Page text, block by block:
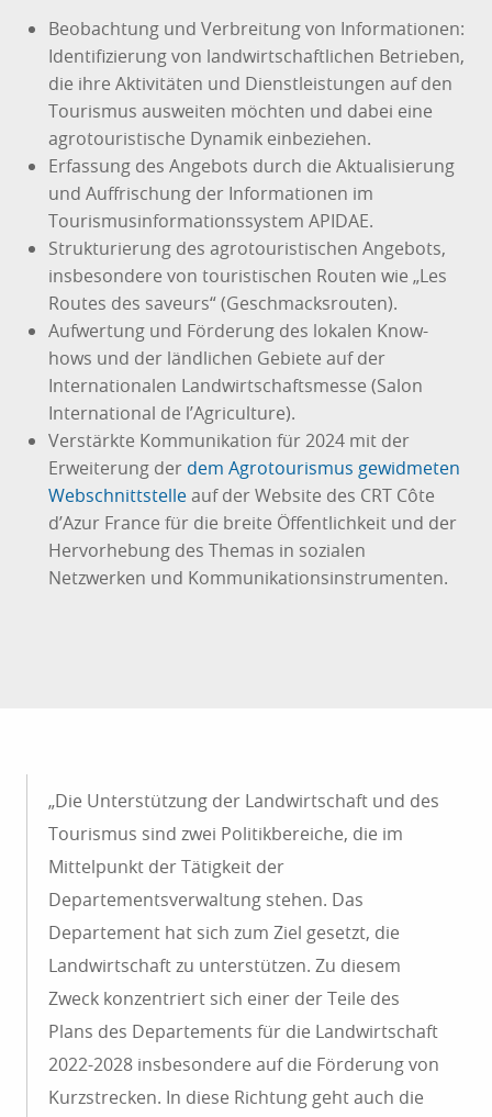
Beobachtung und Verbreitung von Informationen:
Identifizierung von landwirtschaftlichen Betrieben,
die ihre Aktivitäten und Dienstleistungen auf den
Tourismus ausweiten möchten und dabei eine
agrotouristische Dynamik einbeziehen.
Erfassung des Angebots durch die Aktualisierung
und Auffrischung der Informationen im
Tourismusinformationssystem APIDAE.
Strukturierung des agrotouristischen Angebots,
insbesondere von touristischen Routen wie „Les
Routes des saveurs“ (Geschmacksrouten).
Aufwertung und Förderung des lokalen Know-
hows und der ländlichen Gebiete auf der
Internationalen Landwirtschaftsmesse (Salon
International de l’Agriculture).
Verstärkte Kommunikation für 2024 mit der
Erweiterung der dem Agrotourismus gewidmeten
Webschnittstelleauf der Website des CRT Côte
d’Azur France für die breite Öffentlichkeit und der
Hervorhebung des Themas in sozialen
Netzwerken und Kommunikationsinstrumenten.
„Die Unterstützung der Landwirtschaft und des
Tourismus sind zwei Politikbereiche, die im
Mittelpunkt der Tätigkeit der
Departementsverwaltung stehen. Das
Departement hat sich zum Ziel gesetzt, die
Landwirtschaft zu unterstützen. Zu diesem
Zweck konzentriert sich einer der Teile des
Plans des Departements für die Landwirtschaft
2022-2028 insbesondere auf die Förderung von
Kurzstrecken. In diese Richtung geht auch die